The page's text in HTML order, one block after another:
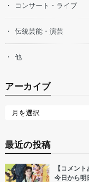
コンサート・ライブ
伝統芸能・演芸
他
アーカイブ
最近の投稿
【コメン
今日から明